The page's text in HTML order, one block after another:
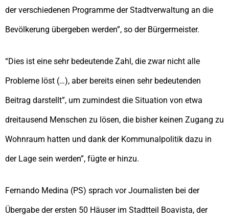
der verschiedenen Programme der Stadtverwaltung an die
Bevölkerung übergeben werden”, so der Bürgermeister.
“Dies ist eine sehr bedeutende Zahl, die zwar nicht alle
Probleme löst (…), aber bereits einen sehr bedeutenden
Beitrag darstellt”, um zumindest die Situation von etwa
dreitausend Menschen zu lösen, die bisher keinen Zugang zu
Wohnraum hatten und dank der Kommunalpolitik dazu in
der Lage sein werden”, fügte er hinzu.
Fernando Medina (PS) sprach vor Journalisten bei der
Übergabe der ersten 50 Häuser im Stadtteil Boavista, der